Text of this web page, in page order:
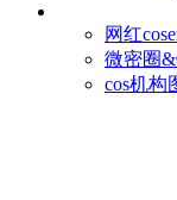
网红
微密圈
cos机构